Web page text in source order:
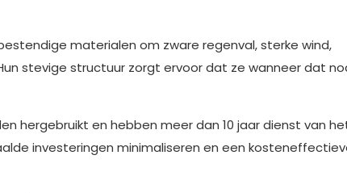
materialen om zware regenval, sterke wind,
stevige structuur zorgt ervoor dat ze wanneer dat
hergebruikt en hebben meer dan 10 jaar dienst van
investeringen minimaliseren en een